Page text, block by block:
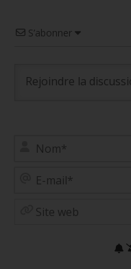
S’abonner